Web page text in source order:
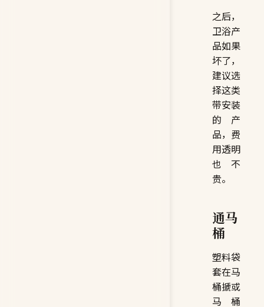
之后，
卫浴产
品如果
坏了，
建议选
择这类
带安装
的产
品，费
用透明
也不
贵。
通马
桶
塑料袋
套在马
桶搋或
马桶